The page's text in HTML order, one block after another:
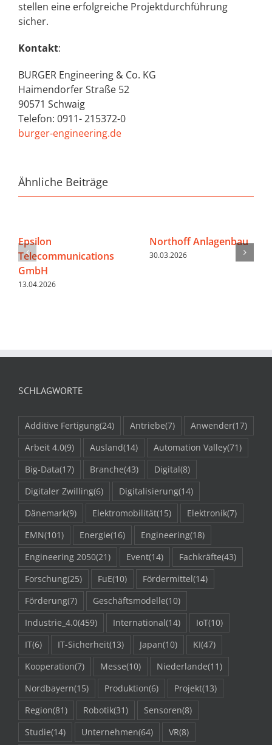
stellen eine erfolgreiche Projektdurchführung
sicher.
Kontakt:
BURGER Engineering & Co. KG
Haimendorfer Straße 52
90571 Schwaig
Telefon: 0911- 215372-0
burger-engineering.de
Ähnliche Beiträge
Epsilon
Telecommunications
GmbH
13.04.2026
Northoff Anlagenbau
30.03.2026
SCHLAGWORTE
Additive Fertigung(24) Antriebe(7) Anwender(17)
Arbeit 4.0(9) Ausland(14) Automation Valley(71)
Big-Data(17) Branche(43) Digital(8)
Digitaler Zwilling(6) Digitalisierung(14)
Dänemark(9) Elektromobilität(15) Elektronik(7)
EMN(101) Energie(16) Engineering(18)
Engineering 2050(21) Event(14) Fachkräfte(43)
Forschung(25) FuE(10) Fördermittel(14)
Förderung(7) Geschäftsmodelle(10)
Industrie_4.0(459) International(14) IoT(10)
IT(6) IT-Sicherheit(13) Japan(10) KI(47)
Kooperation(7) Messe(10) Niederlande(11)
Nordbayern(15) Produktion(6) Projekt(13)
Region(81) Robotik(31) Sensoren(8)
Studie(14) Unternehmen(64) VR(8)